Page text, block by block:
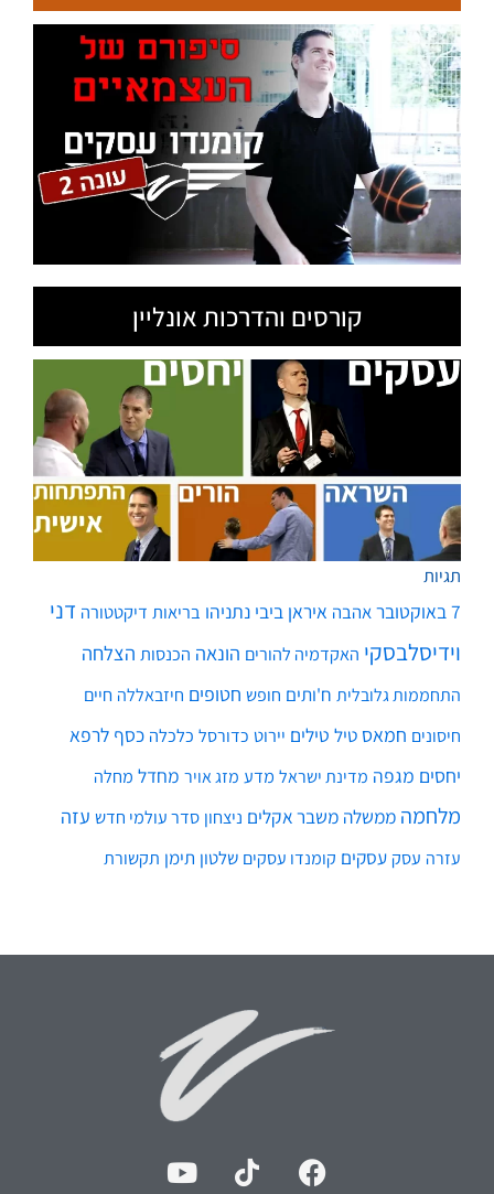
קורסים והדרכות אונליין
תגיות
7 באוקטובר אהבה איראן ביבי נתניהו בריאות דיקטטורה דני
וידיסלבסקי האקדמיה להורים הונאה הכנסות הצלחה
התחממות גלובלית ח'ותים חופש חטופים חיזבאללה חיים
חיסונים חמאס טיל טילים יירוט כדורסל כלכלה כסף לרפא
יחסים מגפה מדינת ישראל מדע מזג אויר מחדל מחלה
מלחמה ממשלה משבר אקלים ניצחון סדר עולמי חדש עזה
עזרה עסק עסקים קומנדו עסקים שלטון תימן תקשורת